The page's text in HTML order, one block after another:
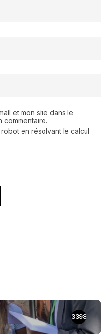
et mon site dans le
commentaire.
en résolvant le calcul
3398